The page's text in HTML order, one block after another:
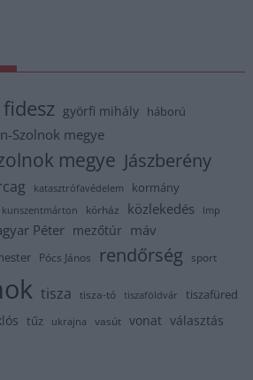
fidesz györfi mihály háború
Szolnok megye
megye Jászberény
katasztrófavédelem kormány
kunszentmárton kórház közlekedés lmp
Péter mezőtúr máv
Pócs János rendőrség sport
tisza tisza-tó tiszaföldvár tiszafüred
tűz ukrajna vasút vonat választás